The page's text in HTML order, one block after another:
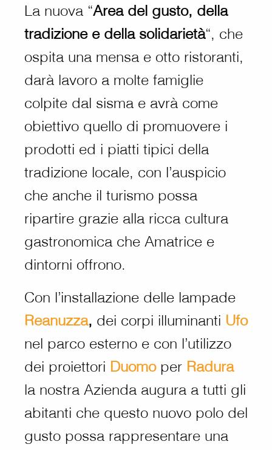
La nuova “Area del gusto, della
tradizione e della solidarietà“, che
ospita una mensa e otto ristoranti,
darà lavoro a molte famiglie
colpite dal sisma e avrà come
obiettivo quello di promuovere i
prodotti ed i piatti tipici della
tradizione locale, con l’auspicio
che anche il turismo possa
ripartire grazie alla ricca cultura
gastronomica che Amatrice e
dintorni offrono.
Con l’installazione delle lampade
Reanuzza, dei corpi illuminanti Ufo
nel parco esterno e con l’utilizzo
dei proiettori Duomo per Radura
la nostra Azienda augura a tutti gli
abitanti che questo nuovo polo del
gusto possa rappresentare una